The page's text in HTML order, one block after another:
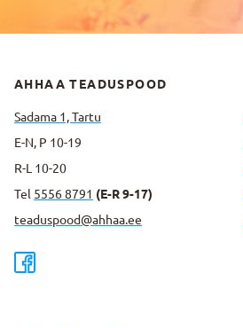
AHHAA TEADUSPOOD
Sadama 1, Tartu
E-N, P 10-19
R-L 10-20
Tel 5556 8791 (E-R 9-17)
teaduspood@ahhaa.ee